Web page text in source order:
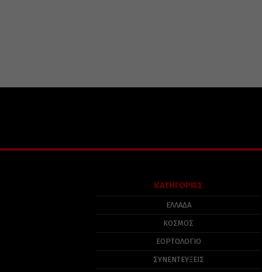
ΚΑΤΗΓΟΡΙΕΣ
ΕΛΛΑΔΑ
ΚΟΣΜΟΣ
ΕΟΡΤΟΛΟΓΙΟ
ΣΥΝΕΝΤΕΥΞΕΙΣ